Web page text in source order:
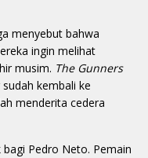
menyebut bahwa
ingin melihat
musim. The Gunners
kembali ke
menderita cedera
Pedro Neto. Pemain